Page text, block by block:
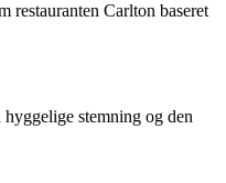
restauranten Carlton baseret
stemning og den